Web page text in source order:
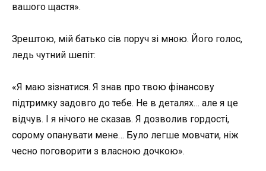
вашого щастя».
Зрештою, мій батько сів поруч зі мною. Його голос,
ледь чутний шепіт:
«Я маю зізнатися. Я знав про твою фінансову
підтримку задовго до тебе. Не в деталях… але я це
відчув. І я нічого не сказав. Я дозволив гордості,
сорому опанувати мене… Було легше мовчати, ніж
чесно поговорити з власною дочкою».